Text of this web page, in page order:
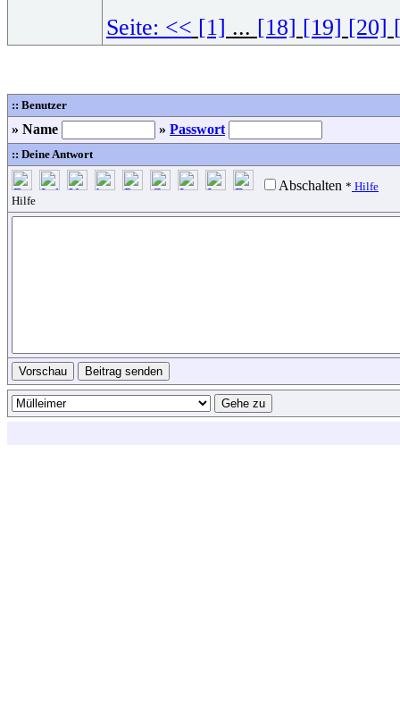
Seite: << [1] ... [18] [19] [20]
:: Benutzer
» Name » Passwort
:: Deine Antwort
Abschalten * Hilfe
Hilfe